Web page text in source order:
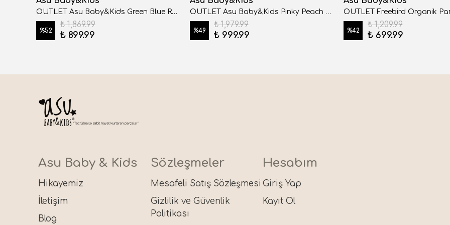
OUTLET Asu Baby&Kids Green Blue Retro Kurulama Örtüsü
%52
₺ 1,869.99
₺ 899.99
OUTLET Asu Baby&Kids Pinky Peach Retro Müslin Panço
%49
₺ 1,979.99
₺ 999.99 %42
₺ 1,209.99
₺ 699.99
Asu Baby & Kids
Hikayemiz
İletişim
Blog
Sözleşmeler
Mesafeli Satış Sözleşmesi
Gizlilik ve Güvenlik
Politikası
Hesabım
Giriş Yap
Kayıt Ol